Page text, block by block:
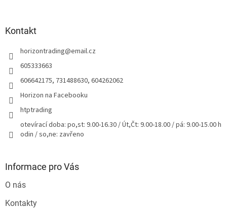
Kontakt
horizontrading@email.cz
605333663
606642175, 731488630, 604262062
Horizon na Facebooku
htptrading
otevírací doba: po,st: 9.00-16.30 / Út,Čt: 9.00-18.00 / pá: 9.00-15.00 h
odin / so,ne: zavřeno
Informace pro Vás
O nás
Kontakty